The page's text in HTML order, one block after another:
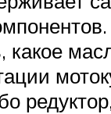
какое